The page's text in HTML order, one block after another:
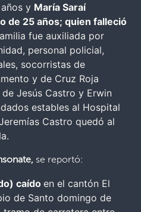
y María Saraí
de 25 años; quien falleció
fue auxiliada por
personal policial,
socorristas de
y de Cruz Roja
Jesús Castro y Erwin
estables al Hospital
Castro quedó al
se reportó:
caído en el cantón El
de Santo domingo de